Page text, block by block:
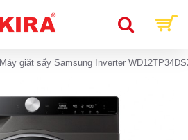
Máy giặt sấy Samsung Inverter